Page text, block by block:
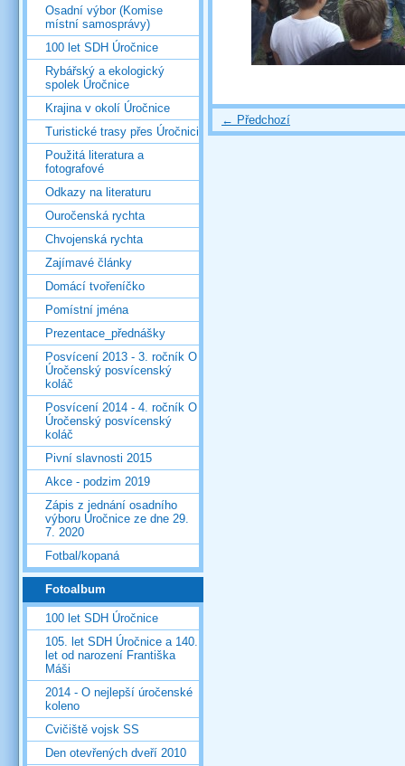
← Předchozí
Osadní výbor (Komise
místní samosprávy)
100 let SDH Úročnice
Rybářský a ekologický
spolek Úročnice
Krajina v okolí Úročnice
Turistické trasy přes Úročnici
Použitá literatura a
fotografové
Odkazy na literaturu
Ouročenská rychta
Chvojenská rychta
Zajímavé články
Domácí tvořeníčko
Pomístní jména
Prezentace_přednášky
Posvícení 2013 - 3. ročník O
Úročenský posvícenský
koláč
Posvícení 2014 - 4. ročník O
Úročenský posvícenský
koláč
Pivní slavnosti 2015
Akce - podzim 2019
Zápis z jednání osadního
výboru Úročnice ze dne 29.
7. 2020
Fotbal/kopaná
Fotoalbum
100 let SDH Úročnice
105. let SDH Úročnice a 140.
let od narození Františka
Máši
2014 - O nejlepší úročenské
koleno
Cvičiště vojsk SS
Den otevřených dveří 2010